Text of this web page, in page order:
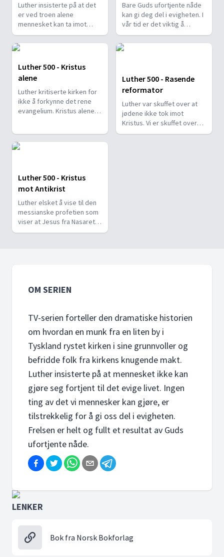
Luther insisterte på at det
er ved troen alene
mennesket kan ta imot
Guds nåde.
Bare Guds ufortjente nåde
kan gi deg del i evigheten. I
vår tid er det viktig å
gjenoppdage nåden.
Luther 500 - Kristus
alene
Luther kritiserte kirken for
ikke å forkynne det rene
evangelium. Kristus alene
Luther 500 - Rasende
reformator
Luther var skuffet over at
jødene ikke tok imot
Kristus. Vi er skuffet over
hans uakseptable hets.
Luther 500 - Kristus
mot Antikrist
Luther elsket å vise til den
messianske profetien som
viser at Jesus fra Nasaret
er Messias.
OM SERIEN
TV-serien forteller den dramatiske historien
om hvordan en munk fra en liten by i
Tyskland rystet kirken i sine grunnvoller og
befridde folk fra kirkens knugende makt.
Luther insisterte på at mennesket ikke kan
gjøre seg fortjent til det evige livet. Ingen
ting av det vi mennesker kan gjøre, er
tilstrekkelig for å gi oss del i evigheten.
Frelsen er helt og fullt et resultat av Guds
ufortjente nåde.
LENKER
Bok fra Norsk Bokforlag